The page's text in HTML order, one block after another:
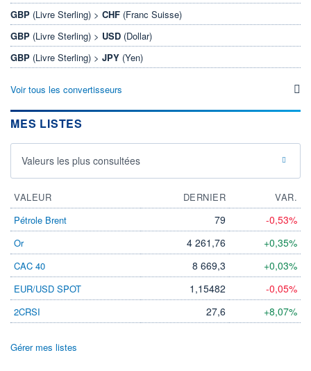
GBP (Livre Sterling) > CHF (Franc Suisse)
GBP (Livre Sterling) > USD (Dollar)
GBP (Livre Sterling) > JPY (Yen)
Voir tous les convertisseurs
MES LISTES
Valeurs les plus consultées
VALEUR DERNIER
VAR.
Pétrole Brent
79 -0,53%
Or 4 261,76 +0,35%
CAC 40 8 669,3 +0,03%
EUR/USD SPOT 1,15482 -0,05%
2CRSI 27,6 +8,07%
Gérer mes listes